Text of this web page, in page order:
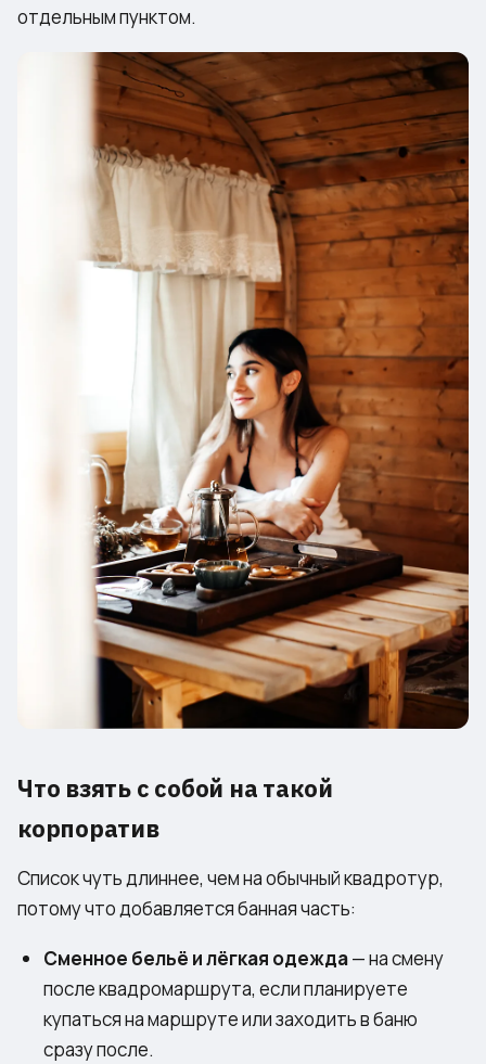
отдельным пунктом.
Что взять с собой на такой
корпоратив
Список чуть длиннее, чем на обычный квадротур,
потому что добавляется банная часть:
Сменное бельё и лёгкая одежда— на смену
после квадромаршрута, если планируете
купаться на маршруте или заходить в баню
сразу после.